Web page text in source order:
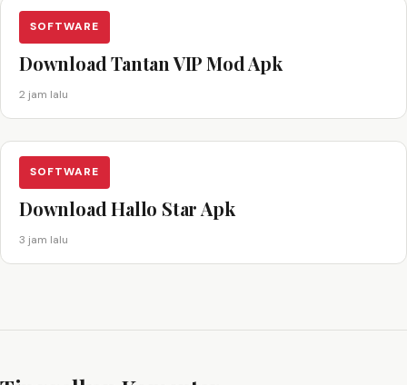
SOFTWARE
Download Tantan VIP Mod Apk
2 jam lalu
SOFTWARE
Download Hallo Star Apk
3 jam lalu